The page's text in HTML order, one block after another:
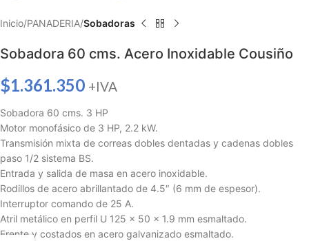
Inicio PANADERIA Sobadoras
Sobadora 60 cms. Acero Inoxidable Cousiño
$1.361.350 +IVA
Sobadora 60 cms. 3 HP
Motor monofásico de 3 HP, 2.2 kW.
Transmisión mixta de correas dobles dentadas y cadenas dobles
paso 1/2 sistema BS.
Entrada y salida de masa en acero inoxidable.
Rodillos de acero abrillantado de 4.5″ (6 mm de espesor).
Interruptor comando de 25 A.
Atril metálico en perfil U 125 x 50 x 1.9 mm esmaltado.
Frente y costados en acero galvanizado esmaltado.